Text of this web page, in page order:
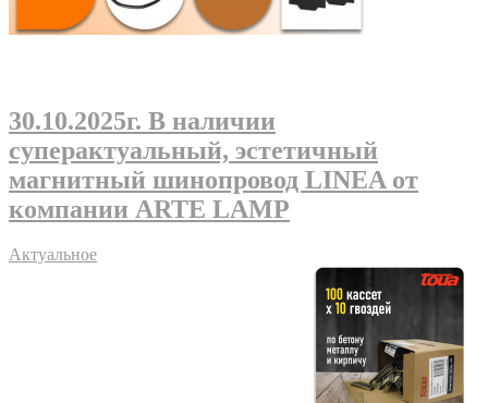
30.10.2025г. В наличии
суперактуальный, эстетичный
магнитный шинопровод LINEA от
компании ARTE LAMP
Актуальное